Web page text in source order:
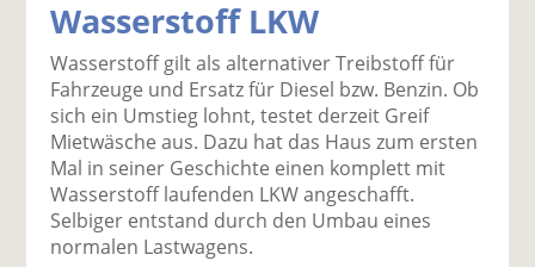
el
a
uf
F
ac
e
b
o
el
t
wi
tt
er
n
el
a
uf
Li
n
k
e
di
el
p
er
m
ai
D
ru
e
Wasserstoff LKW
Wasserstoff gilt als alternativer Treibstoff für
Fahrzeuge und Ersatz für Diesel bzw. Benzin. Ob
sich ein Umstieg lohnt, testet derzeit Greif
Mietwäsche aus. Dazu hat das Haus zum ersten
Mal in seiner Geschichte einen komplett mit
Wasserstoff laufenden LKW angeschafft.
Selbiger entstand durch den Umbau eines
normalen Lastwagens.